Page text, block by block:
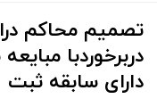
ف
ر
تصمیم محاکم
دربرخوردبا
دارای سابقه ثبت